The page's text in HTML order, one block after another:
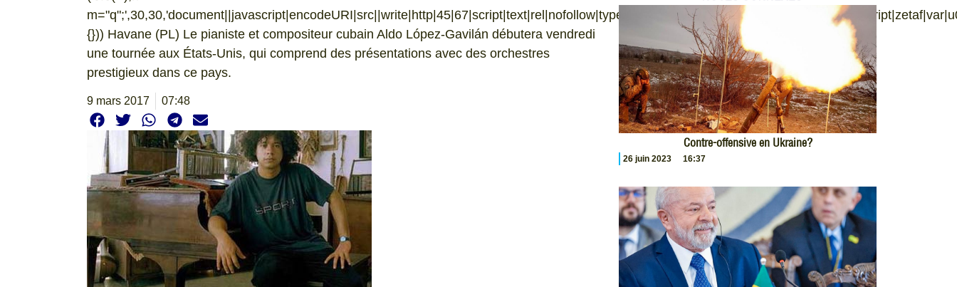
{})) Havane (PL) Le pianiste et compositeur cubain Aldo López-Gavilán débutera vendredi
une tournée aux États-Unis, qui comprend des présentations avec des orchestres
prestigieux dans ce pays.
9 mars 2017 07:48
Contre-offensive en Ukraine?
26 juin 2023 16:37